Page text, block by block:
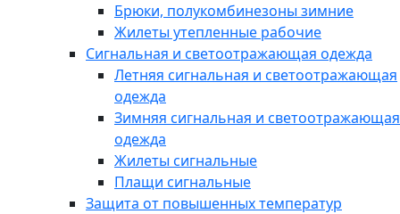
Брюки, полукомбинезоны зимние
Жилеты утепленные рабочие
Сигнальная и светоотражающая одежда
Летняя сигнальная и светоотражающая
одежда
Зимняя сигнальная и светоотражающая
одежда
Жилеты сигнальные
Плащи сигнальные
Защита от повышенных температур